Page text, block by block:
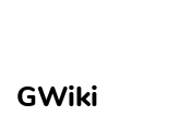
GWiki